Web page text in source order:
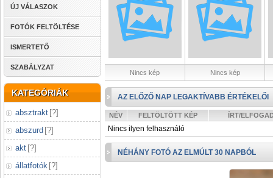
ÚJ VÁLASZOK
FOTÓK FELTÖLTÉSE
ISMERTETŐ
SZABÁLYZAT
KATEGÓRIÁK
absztrakt [?]
abszurd [?]
akt [?]
állatfotók [?]
Nincs kép Nincs kép
AZ ELŐZŐ NAP LEGAKTÍVABB ÉRTÉKELŐI
NÉV FELTÖLTÖTT KÉP ÍRT/
Nincs ilyen felhasználó
NÉHÁNY FOTÓ AZ ELMÚLT 30 NAPBÓL